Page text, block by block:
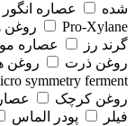
شده
عصاره انگور
Pro-Xylane
روغن
گرند رز
عصاره
روغن ذرت
روغن
symmetry ferment
روغن کرچک
فیلر
پودر الماس